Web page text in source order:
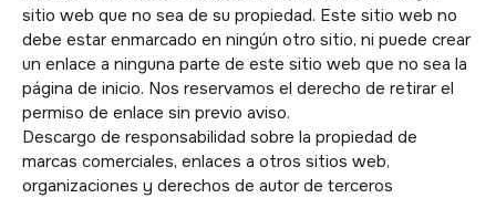
sitio web que no sea de su propiedad. Este sitio web no
debe estar enmarcado en ningún otro sitio, ni puede crear
un enlace a ninguna parte de este sitio web que no sea la
página de inicio. Nos reservamos el derecho de retirar el
permiso de enlace sin previo aviso.
Descargo de responsabilidad sobre la propiedad de
marcas comerciales, enlaces a otros sitios web,
organizaciones y derechos de autor de terceros